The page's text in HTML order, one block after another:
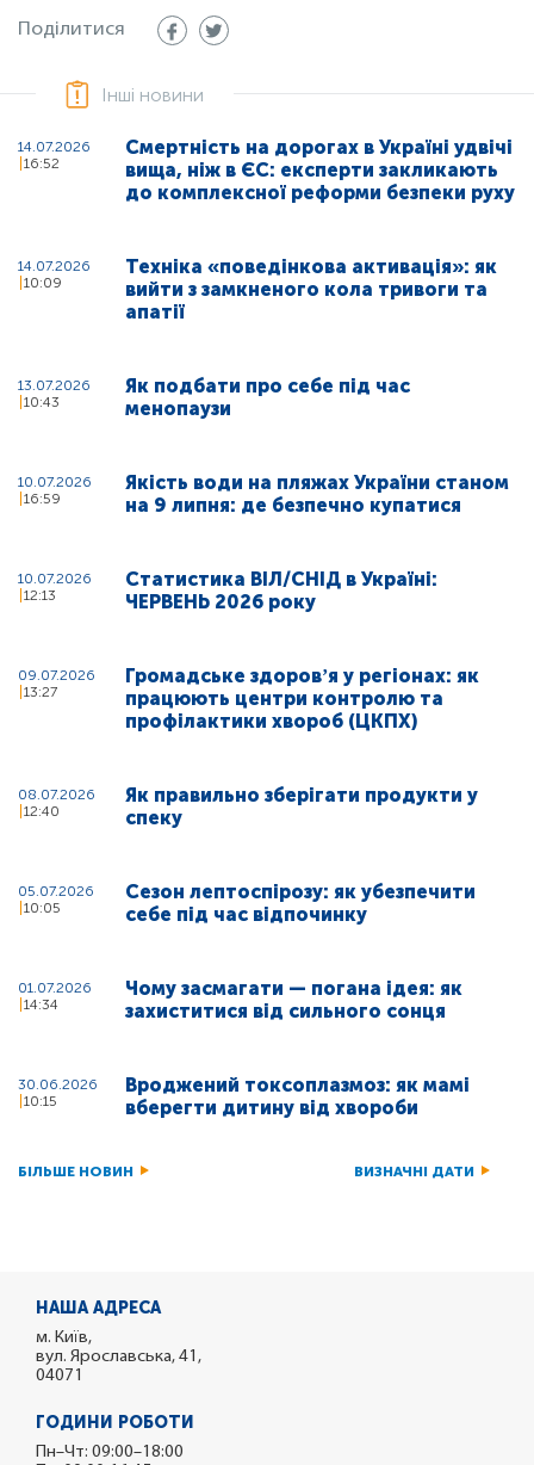
Поділитися
Інші новини
14.07.2026
16:52
Смертність на дорогах в Україні удвічі
вища, ніж в ЄС: експерти закликають
до комплексної реформи безпеки руху
14.07.2026
10:09
Техніка «поведінкова активація»: як
вийти з замкненого кола тривоги та
апатії
13.07.2026
10:43
Як подбати про себе під час
менопаузи
10.07.2026
16:59
Якість води на пляжах України станом
на 9 липня: де безпечно купатися
10.07.2026
12:13
Статистика ВІЛ/СНІД в Україні:
ЧЕРВЕНЬ 2026 року
09.07.2026
13:27
Громадське здоровʼя у регіонах: як
працюють центри контролю та
профілактики хвороб (ЦКПХ)
08.07.2026
12:40
Як правильно зберігати продукти у
спеку
05.07.2026
10:05
Сезон лептоспірозу: як убезпечити
себе під час відпочинку
01.07.2026
14:34
Чому засмагати — погана ідея: як
захиститися від сильного сонця
30.06.2026
10:15
Вроджений токсоплазмоз: як мамі
вберегти дитину від хвороби
БІЛЬШЕ НОВИН ВИЗНАЧНІ ДАТИ
НАША АДРЕСА
м. Київ,
вул. Ярославська, 41,
04071
ГОДИНИ РОБОТИ
Пн–Чт: 09:00–18:00